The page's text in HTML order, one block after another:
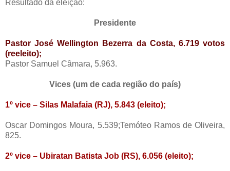
Resultado da eleição:
Presidente
Pastor José Wellington Bezerra da Costa, 6.719 votos
(reeleito);
Pastor Samuel Câmara, 5.963.
Vices (um de cada região do país)
1º vice – Silas Malafaia (RJ), 5.843 (eleito);
Oscar Domingos Moura, 5.539;Temóteo Ramos de Oliveira,
825.
2º vice – Ubiratan Batista Job (RS), 6.056 (eleito);